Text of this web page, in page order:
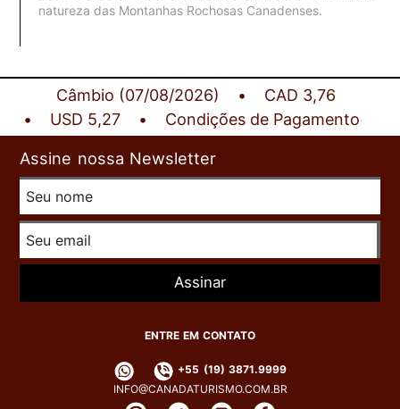
natureza das Montanhas Rochosas Canadenses.
Câmbio (07/08/2026)
CAD 3,76
USD 5,27
Condições de Pagamento
Assine nossa Newsletter
Assinar
ENTRE EM CONTATO
+55 (19) 3871.9999
INFO@CANADATURISMO.COM.BR